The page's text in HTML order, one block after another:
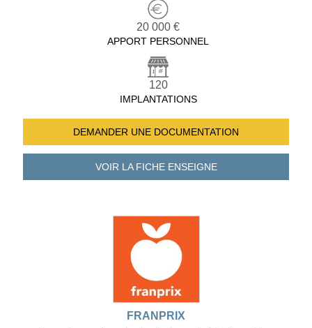
20 000 €
APPORT PERSONNEL
120
IMPLANTATIONS
DEMANDER UNE DOCUMENTATION
VOIR LA FICHEENSEIGNE
FRANPRIX